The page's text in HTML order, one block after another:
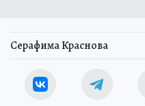
Серафима Краснова